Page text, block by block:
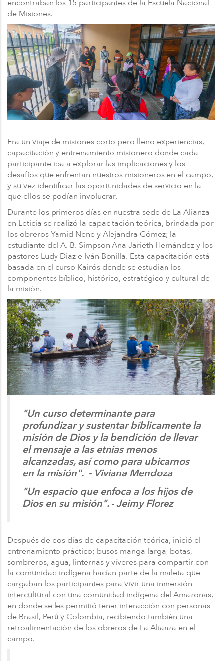
encontraban los 15 participantes de la Escuela Nacional
de Misiones.
Era un viaje de misiones corto pero lleno experiencias,
capacitación y entrenamiento misionero donde cada
participante iba a explorar las implicaciones y los
desafíos que enfrentan nuestros misioneros en el campo,
y su vez identificar las oportunidades de servicio en la
que ellos se podían involucrar.
Durante los primeros días en nuestra sede de La Alianza
en Leticia se realizó la capacitación teórica, brindada por
los obreros Yamid Nene y Alejandra Gómez; la
estudiante del A. B. Simpson Ana Jarieth Hernández y los
pastores Ludy Diaz e Iván Bonilla. Esta capacitación está
basada en el curso Kairós donde se estudian los
componentes bíblico, histórico, estratégico y cultural de
la misión.
"Un curso determinante para
profundizar y sustentar bíblicamente la
misión de Dios y la bendición de llevar
el mensaje a las etnias menos
alcanzadas, así como para ubicarnos
en la misión". - Viviana Mendoza
"Un espacio que enfoca a los hijos de
Dios en su misión". - Jeimy Florez
Después de dos días de capacitación teórica, inició el
entrenamiento práctico; busos manga larga, botas,
sombreros, agua, linternas y víveres para compartir con
la comunidad indígena hacían parte de la maleta que
cargaban los participantes para vivir una inmersión
intercultural con una comunidad indígena del Amazonas,
en donde se les permitió tener interacción con personas
de Brasil, Perú y Colombia, recibiendo también una
retroalimentación de los obreros de La Alianza en el
campo.